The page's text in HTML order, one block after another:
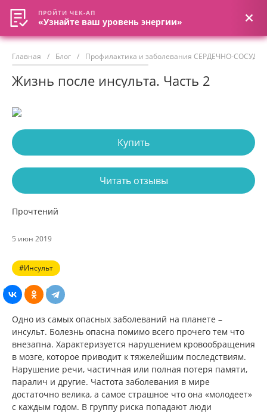
Главная / Блог / Профилактика и заболевания СЕРДЕЧНО-
Жизнь после инсульта. Часть 2
Купить
Читать отзывы
Прочтений
5 июн 2019
#Инсульт
Одно из самых опасных заболеваний на планете –
инсульт. Болезнь опасна помимо всего прочего тем что
внезапна. Характеризуется нарушением кровообращения
в мозге, которое приводит к тяжелейшим последствиям.
Нарушение речи, частичная или полная потеря памяти,
паралич и другие. Частота заболевания в мире
достаточно велика, а самое страшное что она «молодеет»
с каждым годом. В группу риска попадают люди
ПРОЙТИ ЧЕК-АП
«Узнайте ваш уровень энергии»
ПРОЙТИ ЧЕК-АП
«Узнайте ваш уровень энергии»